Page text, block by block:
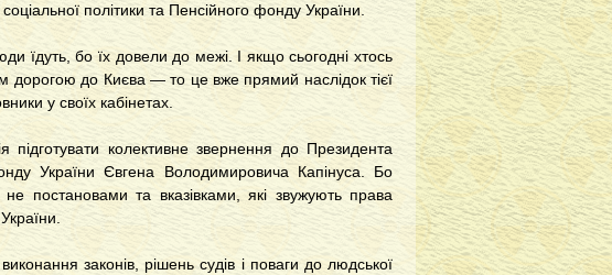
політики та Пенсійного фонду України.
їдуть, бо їх довели до межі. І якщо сьогодні хтось
дорогою до Києва — то це вже прямий наслідок тієї
у своїх кабінетах.
колективне звернення до Президента
України Євгена Володимировича Капінуса. Бо
постановами та вказівками, які звужують права
законів, рішень судів і поваги до людської